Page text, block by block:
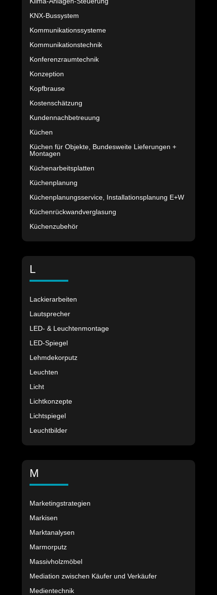
KNX-Bussystem
Kommunikationssysteme
Kommunikationstechnik
Konferenzraumtechnik
Konzeption
Kopfbrause
Kostenschätzung
Kundennachbetreuung
Küchen
Küchen für Objekte, Bundesweite Lieferungen +
Montagen
Küchenarbeitsplatten
Küchenplanung
Küchenplanungsservice, Installationsplanung E+W
Küchenrückwandverglasung
Küchenzubehör
L
Lackierarbeiten
Lautsprecher
LED- & Leuchtenmontage
LED-Spiegel
Lehmdekorputz
Leuchten
Licht
Lichtkonzepte
Lichtspiegel
Leuchtbilder
M
Marketingstrategien
Markisen
Marktanalysen
Marmorputz
Massivholzmöbel
Mediation zwischen Käufer und Verkäufer
Medientechnik